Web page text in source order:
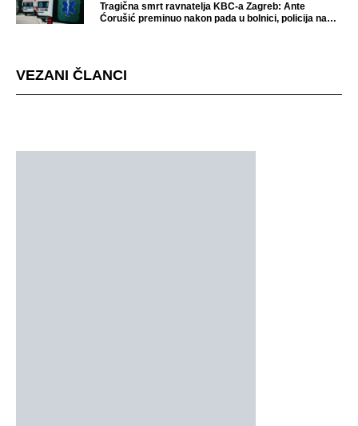
Tragična smrt ravnatelja KBC-a Zagreb: Ante
Ćorušić preminuo nakon pada u bolnici, policija na
VEZANI ČLANCI